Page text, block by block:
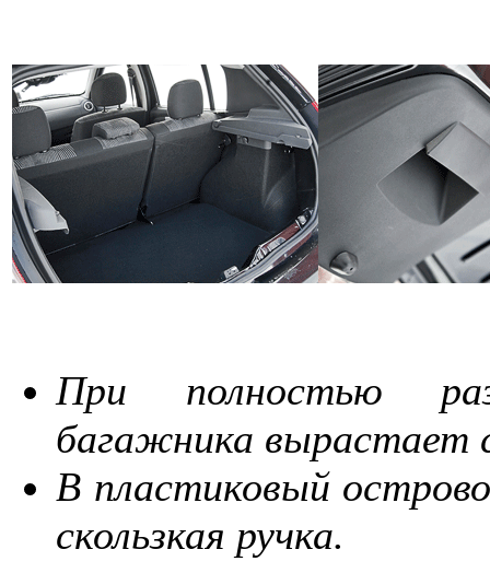
При полностью
багажника вырастает
В пластиковый
скользкая ручка.